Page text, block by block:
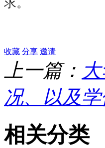
收藏 分享 邀请
上一篇：
况、以及
相关分类